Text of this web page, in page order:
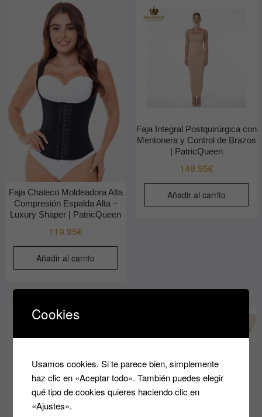
Faja Chaleco Moldeadora Alta
Compresión Espalda Alta –
Luxury Shaper | PatricQueen
119.95€
Añadir al carrito
Faja Integral Postquirúrgica con
Mentonera y Control de Brazos
| PatricQueen
149.95€
Añadir al carrito
Cookies
Usamos cookies. Si te parece bien, simplemente
haz clic en «Aceptar todo». También puedes elegir
qué tipo de cookies quieres haciendo clic en
«Ajustes».